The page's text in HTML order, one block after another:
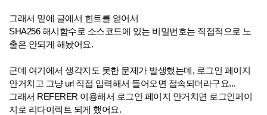
그래서 밑에 글에서 힌트를 얻어서
SHA256 해시함수로 소스코드에 있는 비밀번호는 직접적으로 노
출은 안되게 해놨어요.
근데 여기에서 생각지도 못한 문제가 발생했는데, 로그인 페이지
안거치고 그냥 url 직접 입력해서 들어오면 접속되더라구요...
그래서 REFERER 이용해서 로그인 페이지 안거치면 로그인페이
지로 리다이렉트 되게 했어요.